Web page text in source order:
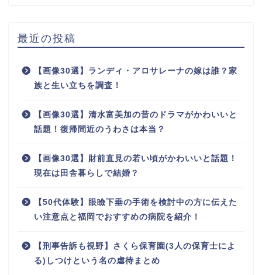
最近の投稿
【画像30選】ランディ・アロサレーナの嫁は誰？家
族と生い立ちを調査！
【画像30選】清水富美加の昔のドラマがかわいいと
話題！復帰間近のうわさは本当？
【画像30選】財前直見の若い頃がかわいいと話題！
現在は田舎暮らしで結婚？
【50代体験】眼瞼下垂の手術を検討中の方に伝えた
い注意点と福岡でおすすめの病院を紹介！
【刑事告訴も視野】さくら保育園(3人の保育士によ
る)しつけという名の虐待まとめ